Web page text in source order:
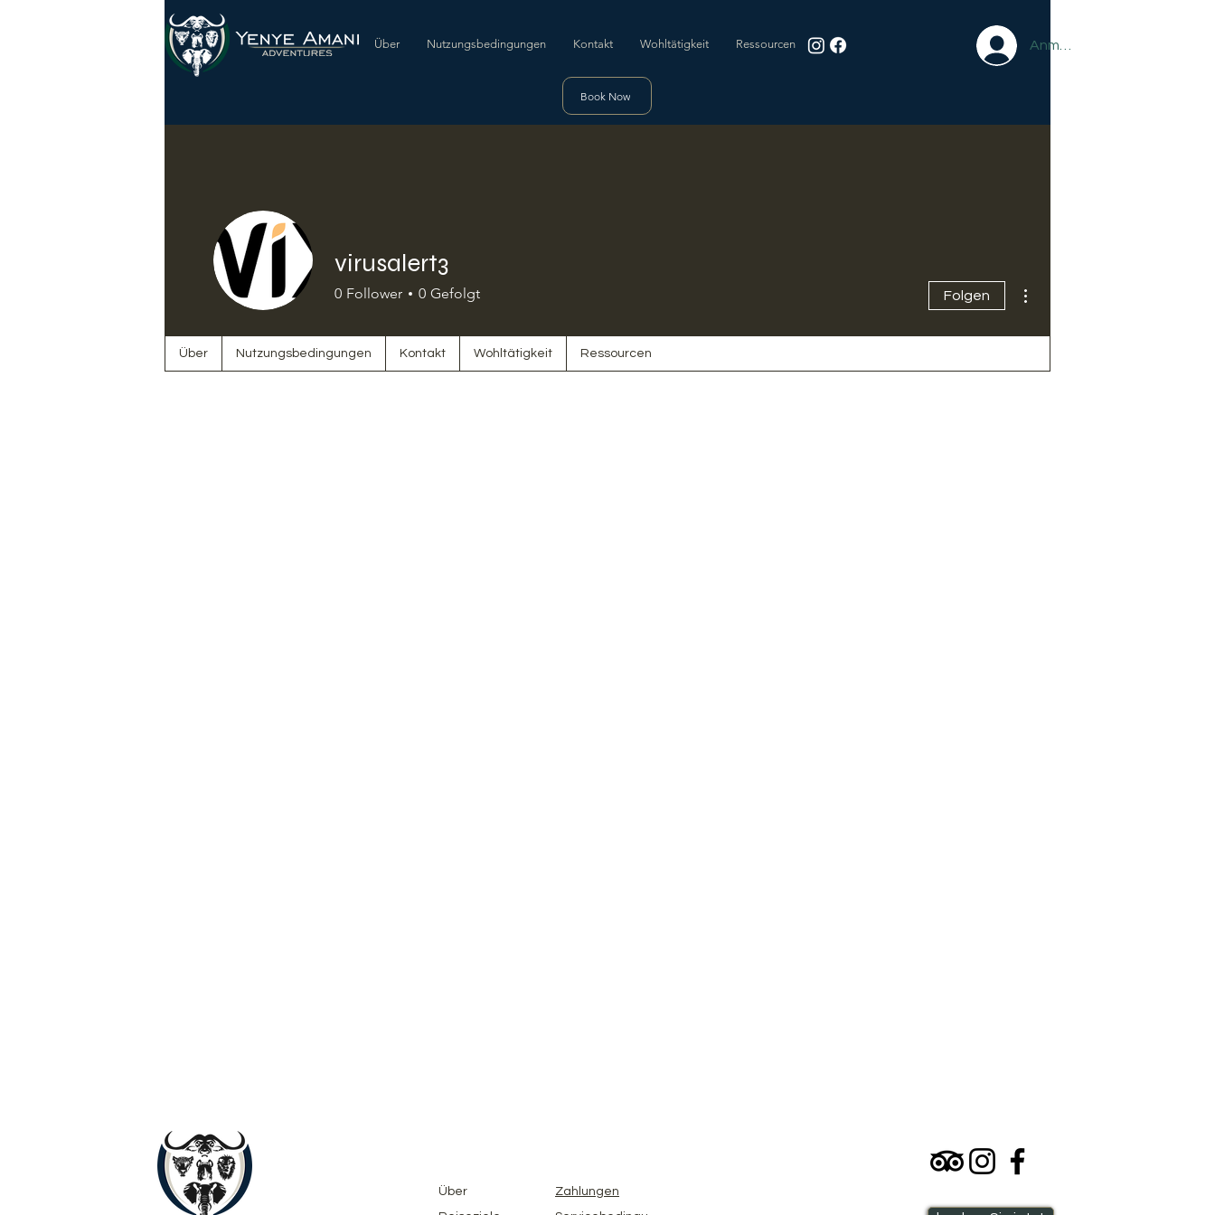
Über Nutzungsbedingungen Kontakt Wohltätigkeit Ressourcen Anmelden
Book Now
virusalert3
0 Follower 0 Gefolgt Folgen
Über Nutzungsbedingungen Kontakt Wohltätigkeit Ressourcen
Über
Zahlungen